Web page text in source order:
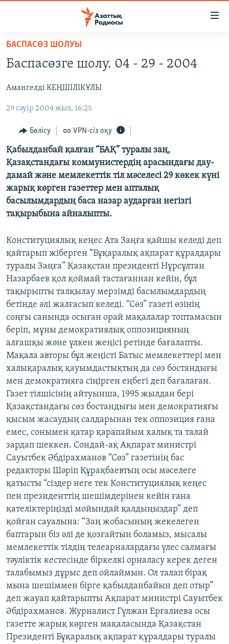
Skip
main
Skip
to
Navigation
to
Search
AZATTYQTV
ҚАҢТАР ОҚИҒАСЫ
АДАМ ҚҰҚЫҚТАРЫ
ӘЛЕУМЕТ
ӘЛЕМ
АРНАЙЫ ЖОБАЛАР
Русский
ЖАЗЫЛЫҢЫЗ
Басқа тілдерде
БАСПАСӨЗ ШОЛУЫ
Баспасөзге шолу. 04 - 29 - 2004
Амангелді КЕҢШІЛІКҰЛЫ
29 сәуір 2004 жыл, 16:25
Бөлісу VPN-сіз оқу
Қабылданбай қалған “БАҚ” туралы заң,
Қазақстандағы коммунистердің арасындағы дау-
дамай және мемлекеттік тіл мәселесі 29 көкек күні
жарық көрген газеттер мен апталық
басылымдардың баса назар аударған негізгі
тақырыбына айналыпты.
Конституциялық кеңес Ата Заңға қайшы келеді деп
қайтарып жіберген “Бұқаралық ақпарат құралдары
туралы Заңға” Қазақстан президенті Нұрсұлтан
Назарбаев қол қоймай тастағаннан кейін, бұл
тақырыпты талқылау мерзімді басылымдардың
бетінде әлі жалғасып келеді. “Сөз” газеті өзінің
соңғы санында осыған орай мақалалар топтамасын
беріп, мұны демократиялық оппозицияның
алғашқы және үлкен жеңісі ретінде бағалапты.
Мақала авторы бұл жеңісті Батыс мемлекеттері мен
халықаралық қауымдастықтың да сөз бостандығы
мен демократияға сіңірген еңбегі деп бағалаған.
Газет тілшісінің айтуынша, 1995 жылдан бері
Қазақстандағы сөз бостандығы мен демократияғы
қысым жасаудың салдарынан тек оппозиция ғана
емес, сонымен қатар қарапайым халық та талай
зардап шеккен. Сондай-ақ Ақпарат министрі
Сауытбек Әбдірахманов “Сөз” газетінің бас
редакторы Шәріп Құрақбаевтың осы мәселеге
қатысты “сіздер неге тек Конституциялық кеңес
пен президенттің шешімдерінен кейін ғана
қателіктеріңізді мойындай қалдыңыздар” деп
қойған сауалына: “Заң жобасының жекелеген
баптарын біз әлі де қозғайтын боламыз, мысалы
мемлекеттік тілдің телеарналардағы үлес салмағы
тәуліктік кестесінде біркелкі орналасу керек деген
талабымыз дұрыс деп ойлаймын. Ол талап бірақ
мына шешіммен бірге қабылданбайын деп отыр”
деп жауап қайтарыпты Ақпарат министрі Сауытбек
Әбдірахманов. Журналист Гүлжан Ерғалиева осы
газетте жарық көрген мақаласында Қазақстан
Президенті Бұқаралық ақпарат құралдары туралы